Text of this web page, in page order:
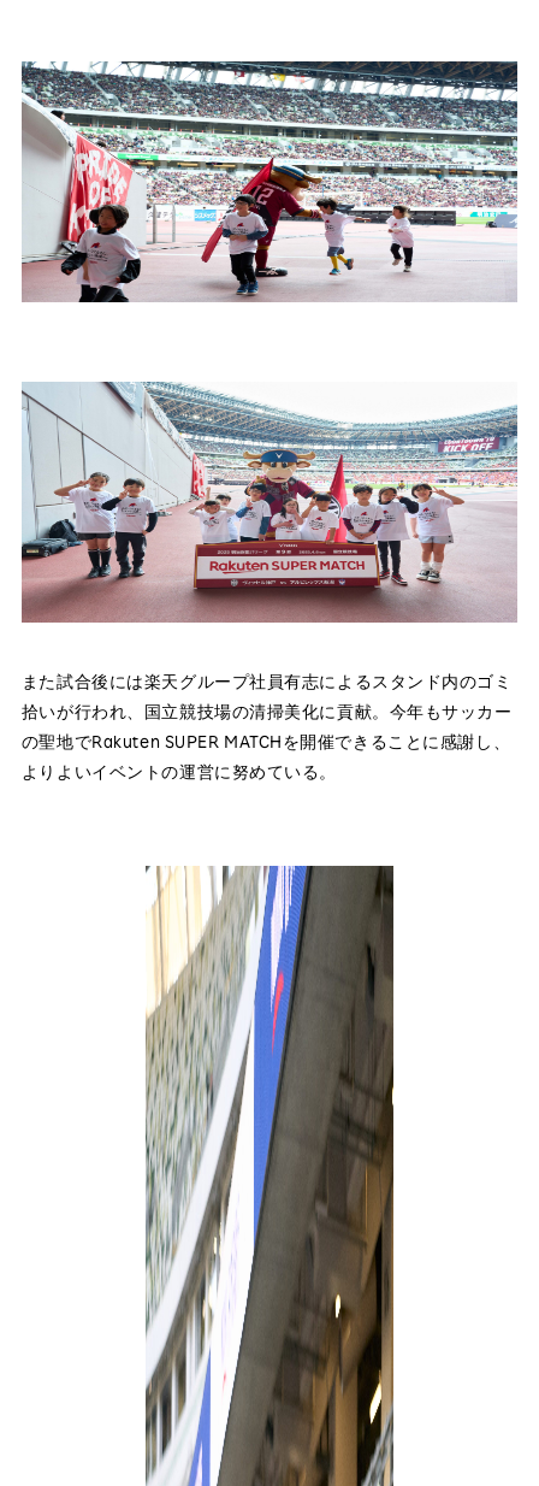
また試合後には楽天グループ社員有志によるスタンド内のゴミ
拾いが行われ、国立競技場の清掃美化に貢献。今年もサッカー
の聖地でRakuten SUPER MATCHを開催できることに感謝し、
よりよいイベントの運営に努めている。